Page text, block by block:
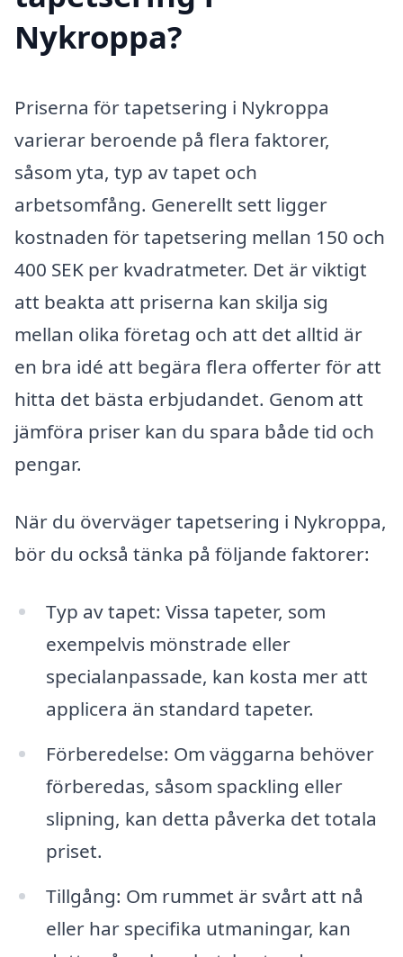
Nykroppa?
Priserna för tapetsering i Nykroppa
varierar beroende på flera faktorer,
såsom yta, typ av tapet och
arbetsomfång. Generellt sett ligger
kostnaden för tapetsering mellan 150 och
400 SEK per kvadratmeter. Det är viktigt
att beakta att priserna kan skilja sig
mellan olika företag och att det alltid är
en bra idé att begära flera offerter för att
hitta det bästa erbjudandet. Genom att
jämföra priser kan du spara både tid och
pengar.
När du överväger tapetsering i Nykroppa,
bör du också tänka på följande faktorer:
Typ av tapet: Vissa tapeter, som
exempelvis mönstrade eller
specialanpassade, kan kosta mer att
applicera än standard tapeter.
Förberedelse: Om väggarna behöver
förberedas, såsom spackling eller
slipning, kan detta påverka det totala
priset.
Tillgång: Om rummet är svårt att nå
eller har specifika utmaningar, kan